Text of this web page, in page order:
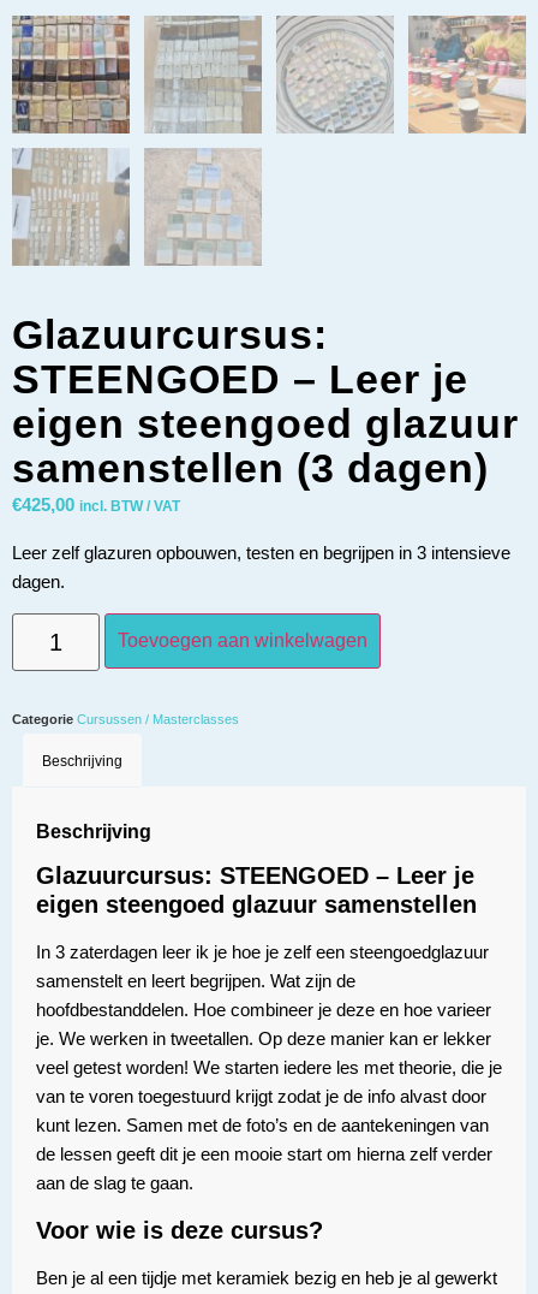
Glazuurcursus:
STEENGOED – Leer je
eigen steengoed glazuur
samenstellen (3 dagen)
€425,00 incl. BTW / VAT
Leer zelf glazuren opbouwen, testen en begrijpen in 3 intensieve
dagen.
Toevoegen aan winkelwagen
Categorie Cursussen / Masterclasses
Beschrijving
Beschrijving
Glazuurcursus: STEENGOED – Leer je
eigen steengoed glazuur samenstellen
In 3 zaterdagen leer ik je hoe je zelf een steengoedglazuur
samenstelt en leert begrijpen. Wat zijn de
hoofdbestanddelen. Hoe combineer je deze en hoe varieer
je. We werken in tweetallen. Op deze manier kan er lekker
veel getest worden! We starten iedere les met theorie, die je
van te voren toegestuurd krijgt zodat je de info alvast door
kunt lezen. Samen met de foto’s en de aantekeningen van
de lessen geeft dit je een mooie start om hierna zelf verder
aan de slag te gaan.
Voor wie is deze cursus?
Ben je al een tijdje met keramiek bezig en heb je al gewerkt